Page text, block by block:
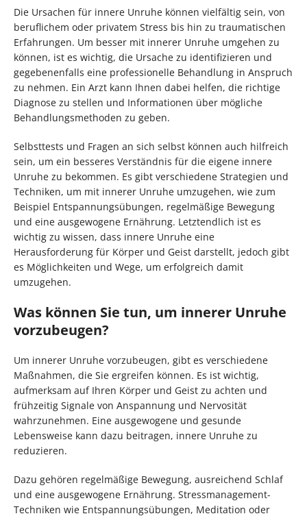
Die Ursachen für innere Unruhe können vielfältig sein, von
beruflichem oder privatem Stress bis hin zu traumatischen
Erfahrungen. Um besser mit innerer Unruhe umgehen zu
können, ist es wichtig, die Ursache zu identifizieren und
gegebenenfalls eine professionelle Behandlung in Anspruch
zu nehmen. Ein Arzt kann Ihnen dabei helfen, die richtige
Diagnose zu stellen und Informationen über mögliche
Behandlungsmethoden zu geben.
Selbsttests und Fragen an sich selbst können auch hilfreich
sein, um ein besseres Verständnis für die eigene innere
Unruhe zu bekommen. Es gibt verschiedene Strategien und
Techniken, um mit innerer Unruhe umzugehen, wie zum
Beispiel Entspannungsübungen, regelmäßige Bewegung
und eine ausgewogene Ernährung. Letztendlich ist es
wichtig zu wissen, dass innere Unruhe eine
Herausforderung für Körper und Geist darstellt, jedoch gibt
es Möglichkeiten und Wege, um erfolgreich damit
umzugehen.
Was können Sie tun, um innerer Unruhe
vorzubeugen?
Um innerer Unruhe vorzubeugen, gibt es verschiedene
Maßnahmen, die Sie ergreifen können. Es ist wichtig,
aufmerksam auf Ihren Körper und Geist zu achten und
frühzeitig Signale von Anspannung und Nervosität
wahrzunehmen. Eine ausgewogene und gesunde
Lebensweise kann dazu beitragen, innere Unruhe zu
reduzieren.
Dazu gehören regelmäßige Bewegung, ausreichend Schlaf
und eine ausgewogene Ernährung. Stressmanagement-
Techniken wie Entspannungsübungen, Meditation oder